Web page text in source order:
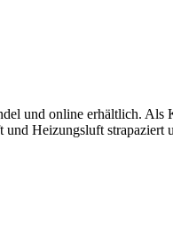
und online erhältlich. Als
Heizungsluft